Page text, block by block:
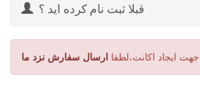
قبلا ثبت نام کرده اید ؟
جهت ایجاد اکانت،لطفا ارسال سفارش نزد ما